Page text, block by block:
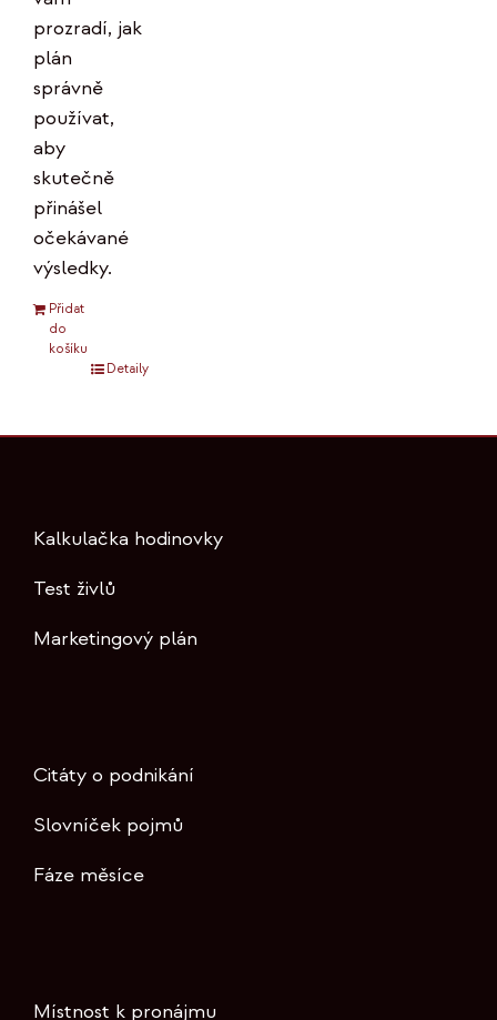
prozradí, jak
plán
správně
používat,
aby
skutečně
přinášel
očekávané
výsledky.
Přidat
do
košíku
Detaily
Kalkulačka hodinovky
Test živlů
Marketingový plán
Citáty o podnikání
Slovníček pojmů
Fáze měsíce
Místnost k pronájmu